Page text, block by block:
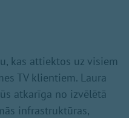
kas attiektos uz visiem
TV klientiem. Laura
atkarīga no izvēlētā
infrastruktūras,